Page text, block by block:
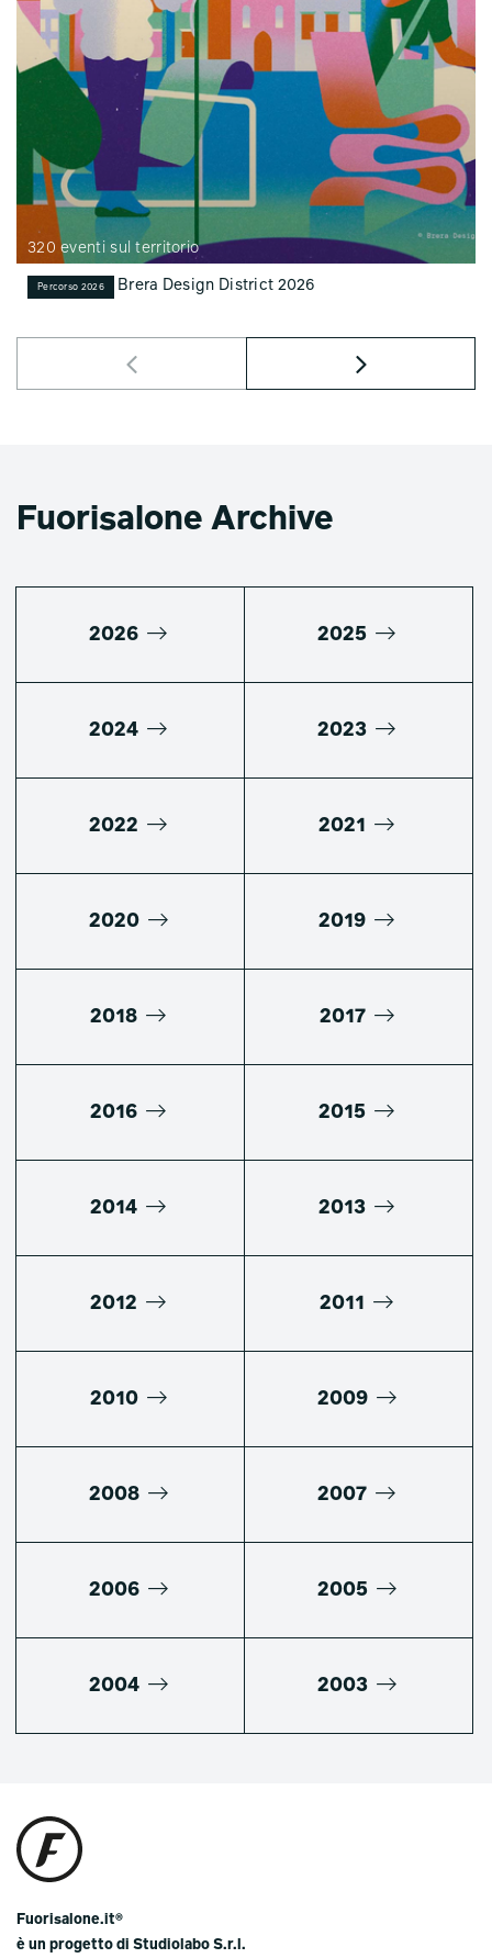
320 eventi sul territorio
Percorso 2026 Brera Design District 2026
Fuorisalone Archive
2026 2025
2024 2023
2022 2021
2020 2019
2018 2017
2016 2015
2014 2013
2012 2011
2010 2009
2008 2007
2006 2005
2004 2003
Fuorisalone.it®
è un progetto di Studiolabo S.r.l.